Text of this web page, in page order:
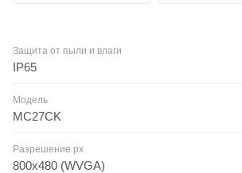
Защита от пыли и влаги
IP65
Модель
MC27CK
Разрешение px
800х480 (WVGA)